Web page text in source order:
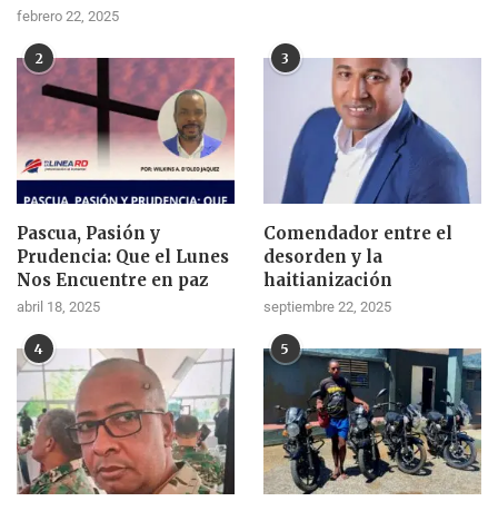
febrero 22, 2025
2
Pascua, Pasión y
Prudencia: Que el Lunes
Nos Encuentre en paz
abril 18, 2025
3
Comendador entre el
desorden y la
haitianización
septiembre 22, 2025
4 5